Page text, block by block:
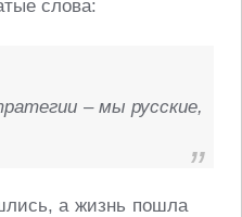
слова:
– мы русские,
а жизнь пошла